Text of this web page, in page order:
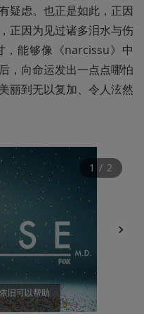
疑虑。也正是如此，正因
正因为见过诸多泪水与伤
，能够像《narcissu》中
，向命运发出一点点哪怕
丽到无以复加、令人泫然
旧可以帮助
1 / 2